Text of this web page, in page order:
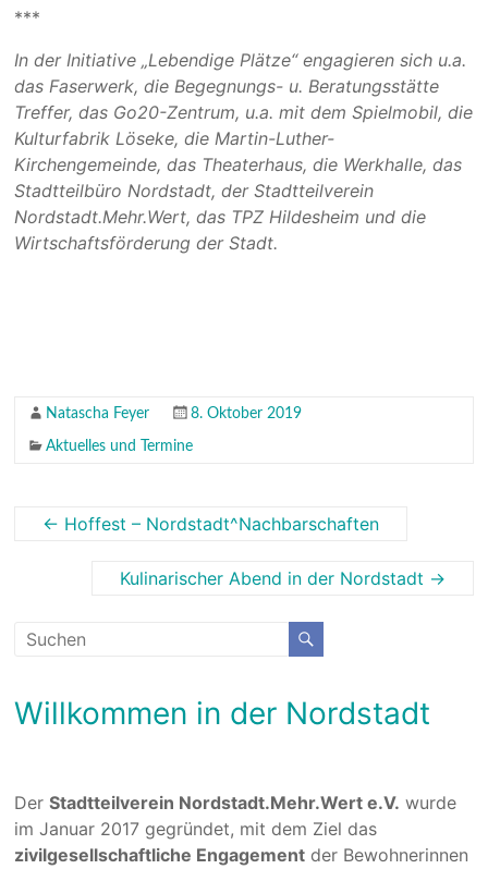
***
In der Initiative „Lebendige Plätze“ engagieren sich u.a.
das Faserwerk, die Begegnungs- u. Beratungsstätte
Treffer, das Go20-Zentrum, u.a. mit dem Spielmobil, die
Kulturfabrik Löseke, die Martin-Luther-
Kirchengemeinde, das Theaterhaus, die Werkhalle, das
Stadtteilbüro Nordstadt, der Stadtteilverein
Nordstadt.Mehr.Wert, das TPZ Hildesheim und die
Wirtschaftsförderung der Stadt.
Natascha Feyer 8. Oktober 2019
Aktuelles und Termine
← Hoffest – Nordstadt^Nachbarschaften
Kulinarischer Abend in der Nordstadt →
Willkommen in der Nordstadt
DerStadtteilverein Nordstadt.Mehr.Wert e.V. wurde
im Januar 2017 gegründet, mit dem Ziel das
zivilgesellschaftliche Engagement der Bewohnerinnen